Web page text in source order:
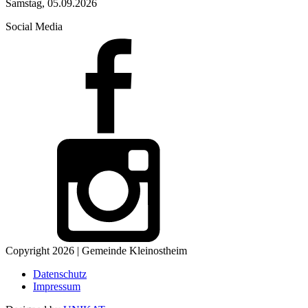
Samstag, 05.09.2026
Social Media
Copyright 2026 | Gemeinde Kleinostheim
Datenschutz
Impressum